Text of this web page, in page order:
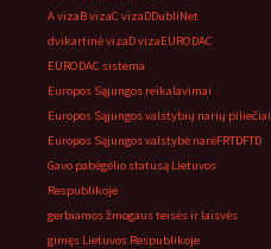
A vizaB vizaC vizaDDubliNet
dvikartinė vizaD vizaEURODAC
EURODAC sistema
Europos Sąjungos reikalavimai
Europos Sąjungos valstybių narių piliečiai
Europos Sąjungos valstybė narėFRTDFTD
Gavo pabėgėlio statusą Lietuvos
Respublikoje
gerbiamos žmogaus teisės ir laisvės
gimęs Lietuvos Respublikoje